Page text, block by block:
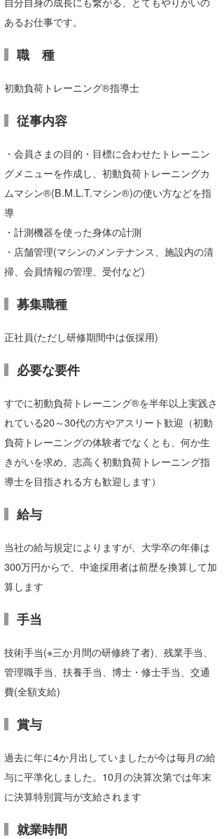
あるお仕事です。
職 種
初動負荷トレーニング®指導士
従事内容
・会員さまの目的・目標に合わせたトレーニン
グメニューを作成し、初動負荷トレーニングカ
ムマシン®(B.M.L.T.マシン®)の使い方などを指
導
・計測機器を使った身体の計測
・店舗管理(マシンのメンテナンス、施設内の清
掃、会員情報の管理、受付など)
募集職種
正社員(ただし研修期間中は仮採用)
必要な要件
すでに初動負荷トレーニング®を半年以上実践さ
れている20～30代の方やアスリート歓迎（初動
負荷トレーニングの体験者でなくとも、何か生
きがいを求め、志高く初動負荷トレーニング指
導士を目指される方も歓迎します）
給与
当社の給与規定によりますが、大学卒の年俸は
300万円からで、中途採用者は前歴を換算して加
算します
手当
技術手当(※三か月間の研修終了者)、残業手当、
管理職手当、扶養手当、博士・修士手当、交通
費(全額支給)
賞与
過去に年に4か月出していましたが今は毎月の給
与に平準化しました。10月の決算次第では年末
に決算特別賞与が支給されます
就業時間